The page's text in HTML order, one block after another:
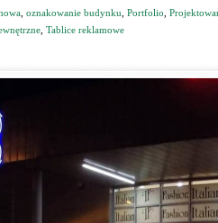
oznakowanie budynku Portfolio
Tablice reklamowe